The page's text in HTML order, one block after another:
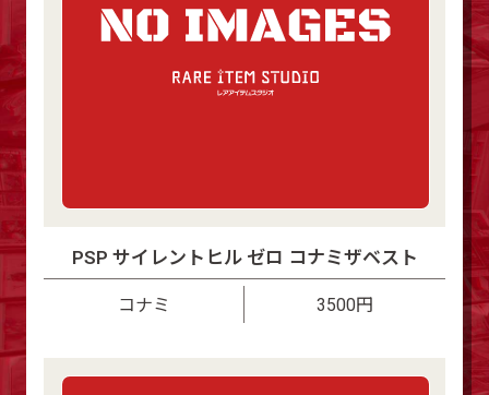
PSP サイレントヒル ゼロ コナミザベスト
コナミ 3500円